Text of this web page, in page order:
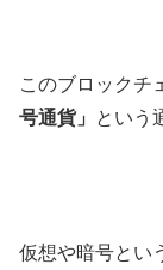
このブロックチ
号通貨」
という
仮想や暗号とい